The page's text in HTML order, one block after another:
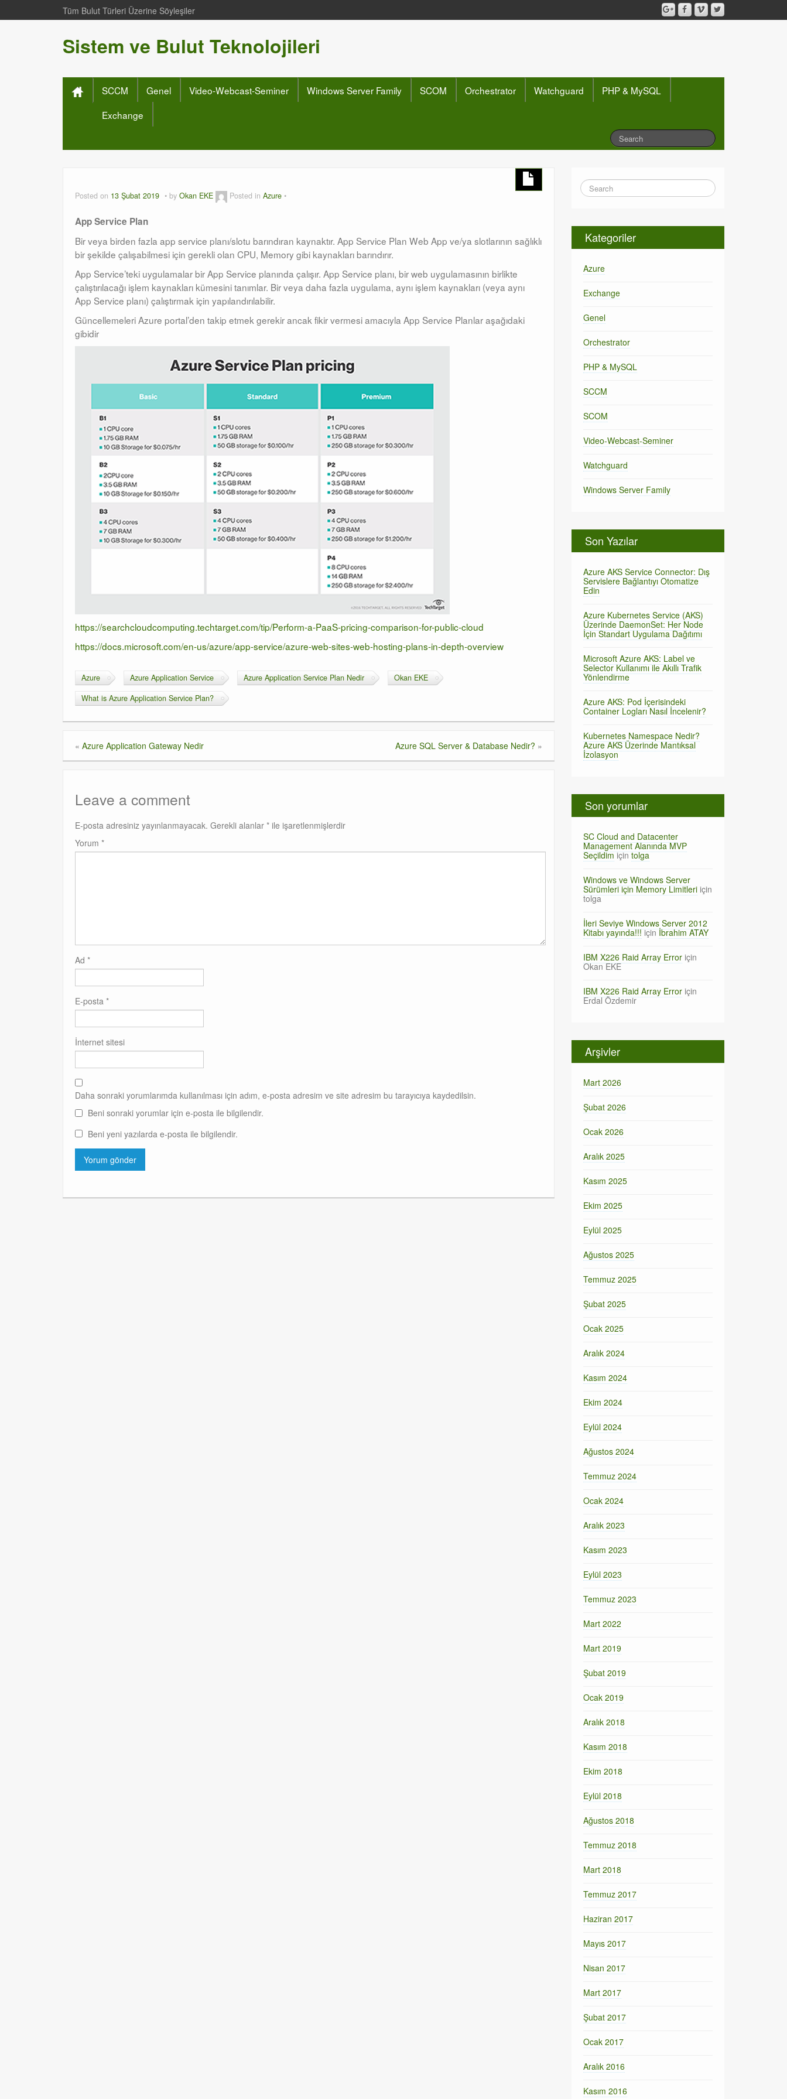
Tüm Bulut Türleri Üzerine Söyleşiler
Sistem ve Bulut Teknolojileri
SCCM Genel Video-Webcast-Seminer Windows Server Family SCOM Orchestrator Watchguard
PHP & MySQL
Exchange
Posted on 13 Şubat 2019 by Okan EKE Posted in Azure
App Service Plan
Bir veya birden fazla app service planı/slotu barındıran kaynaktır. App Service Plan Web App ve/ya slotlarının sağlıklı
bir şekilde çalışabilmesi için gerekli olan CPU, Memory gibi kaynakları barındırır.
App Service’teki uygulamalar bir App Service planında çalışır. App Service planı, bir web uygulamasının birlikte
çalıştırılacağı işlem kaynakları kümesini tanımlar. Bir veya daha fazla uygulama, aynı işlem kaynakları (veya aynı
App Service planı) çalıştırmak için yapılandırılabilir.
Güncellemeleri Azure portal’den takip etmek gerekir ancak fikir vermesi amacıyla App Service Planlar aşağıdaki
gibidir
https://searchcloudcomputing.techtarget.com/tip/Perform-a-PaaS-pricing-comparison-for-public-cloud
https://docs.microsoft.com/en-us/azure/app-service/azure-web-sites-web-hosting-plans-in-depth-overview
Azure Azure Application Service Azure Application Service Plan Nedir
Okan EKE
What is Azure Application Service Plan?
« Azure Application Gateway Nedir Azure SQL Server & Database Nedir? »
Leave a comment
E-posta adresiniz yayınlanmayacak. Gerekli alanlar * ile işaretlenmişlerdir
Yorum *
Ad *
E-posta *
İnternet sitesi
Daha sonraki yorumlarımda kullanılması için adım, e-posta adresim ve site adresim bu tarayıcıya kaydedilsin.
Beni sonraki yorumlar için e-posta ile bilgilendir.
Beni yeni yazılarda e-posta ile bilgilendir.
Kategoriler
Azure
Exchange
Genel
Orchestrator
PHP & MySQL
SCCM
SCOM
Video-Webcast-Seminer
Watchguard
Windows Server Family
Son Yazılar
Azure AKS Service Connector: Dış
Servislere Bağlantıyı Otomatize
Edin
Azure Kubernetes Service (AKS)
Üzerinde DaemonSet: Her Node
İçin Standart Uygulama Dağıtımı
Microsoft Azure AKS: Label ve
Selector Kullanımı ile Akıllı Trafik
Yönlendirme
Azure AKS: Pod İçerisindeki
Container Logları Nasıl İncelenir?
Kubernetes Namespace Nedir?
Azure AKS Üzerinde Mantıksal
İzolasyon
Son yorumlar
SC Cloud and Datacenter
Management Alanında MVP
Seçildimiçintolga
Windows ve Windows Server
Sürümleri için Memory Limitleri için
tolga
İleri Seviye Windows Server 2012
Kitabı yayında!!!içinİbrahim ATAY
IBM X226 Raid Array Error için
Okan EKE
IBM X226 Raid Array Error için
Erdal Özdemir
Arşivler
Mart 2026
Şubat 2026
Ocak 2026
Aralık 2025
Kasım 2025
Ekim 2025
Eylül 2025
Ağustos 2025
Temmuz 2025
Şubat 2025
Ocak 2025
Aralık 2024
Kasım 2024
Ekim 2024
Eylül 2024
Ağustos 2024
Temmuz 2024
Ocak 2024
Aralık 2023
Kasım 2023
Eylül 2023
Temmuz 2023
Mart 2022
Mart 2019
Şubat 2019
Ocak 2019
Aralık 2018
Kasım 2018
Ekim 2018
Eylül 2018
Ağustos 2018
Temmuz 2018
Mart 2018
Temmuz 2017
Haziran 2017
Mayıs 2017
Nisan 2017
Mart 2017
Şubat 2017
Ocak 2017
Aralık 2016
Kasım 2016